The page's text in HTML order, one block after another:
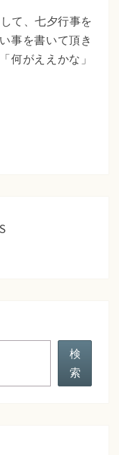
て、七夕行事を
事を書いて頂き
何がええかな」
と読む
検
索